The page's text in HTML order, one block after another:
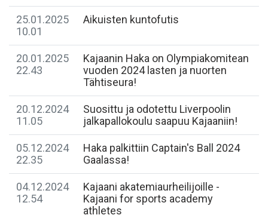
25.01.2025
10.01
Aikuisten kuntofutis
20.01.2025
22.43
Kajaanin Haka on Olympiakomitean
vuoden 2024 lasten ja nuorten
Tähtiseura!
20.12.2024
11.05
Suosittu ja odotettu Liverpoolin
jalkapallokoulu saapuu Kajaaniin!
05.12.2024
22.35
Haka palkittiin Captain's Ball 2024
Gaalassa!
04.12.2024
12.54
Kajaani akatemiaurheilijoille -
Kajaani for sports academy
athletes